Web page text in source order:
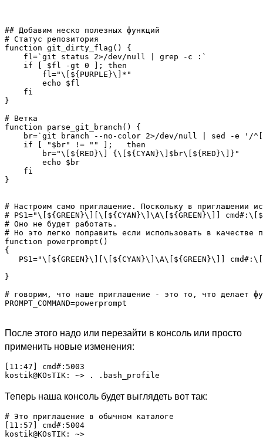
## Добавим неско полезных функций
# Статус репозитория
function git_dirty_flag() {
    fl=`git status 2>/dev/null | grep -c :`
    if [ $fl -gt 0 ]; then
        fl="\[${PURPLE}\]*"
        echo $fl
    fi
}
# Ветка
function parse_git_branch() {
br=`git branch --no-color 2>/dev/null | sed -e '/
    if [ "$br" != "" ];   then
        br="\[${RED}\] {\[${CYAN}\]$br\[${RED}\]}"
        echo $br
    fi
}
# Настроим само приглашение. Поскольку в приглашении
# PS1="\[${GREEN}\][\[${CYAN}\]\A\[${GREEN}\]]
# Оно не будет работать.
# Но это легко поправить если использовать в качестве
function powerprompt()
{
PS1="\[${GREEN}\][\[${CYAN}\]\A\[${GREEN}\]]
}
# говорим, что наше приглашение - это то, что делает
PROMPT_COMMAND=powerprompt
После этого надо или перезайти в консоль или просто
применить новые изменения:
[11:47] cmd#:5003
Теперь наша консоль будет выглядеть вот так:
# Это приглашение в обычном каталоге
[11:57] cmd#:5004
kostik@KOsTIK: ~>